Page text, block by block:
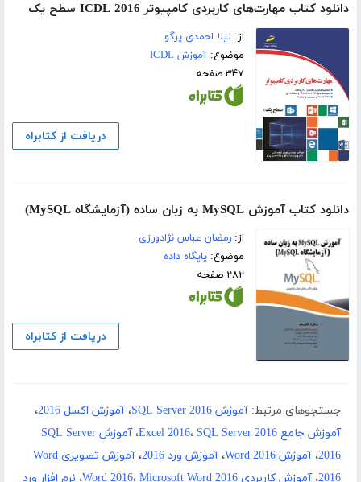
دانلود کتاب مهارت‌های کاربردی کامپیوتر 2016 ICDL سطح یک
از: لیلا احمدی پرگو
موضوع:آموزش ICDL
۳۴۷ صفحه
دریافت از کتابراه
دانلود کتاب آموزش MySQL به زبان ساده (آزمایشگاه MySQL)
از:رمضان عباس نژادورزی
موضوع:پایگاه داده
۲۸۲ صفحه
دریافت از کتابراه
جستجوهای مرتبط: آموزش SQL Server 2016 ،آموزش اکسل 2016
،
آموزش جامع Excel 2016
، SQL Server 2016 ،
آموزش SQL Server
2016،آموزش Word 2016 ،آموزش ورد 2016 ،
آموزش تصویری Word
2016،آموزش کاربردی Word 2016 ، Microsoft Word 2016 ، نرم افزار ورد